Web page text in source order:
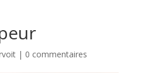
| 0 commentaires